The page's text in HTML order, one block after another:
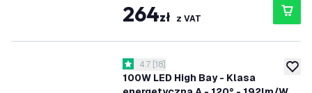
264zł z VAT
100W LED High Bay - Klasa
otwórz panel recenzji
4.7 Gwiazdki oceny
4.7 [18]